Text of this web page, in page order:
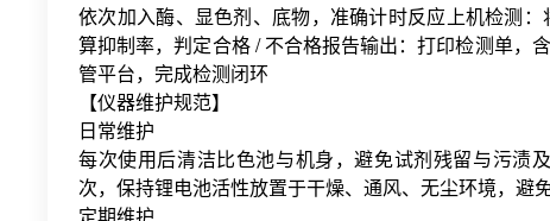
依次加入酶、显色剂、底物，准确计时反应上机检测
算抑制率，判定合格 / 不合格报告输出：打印检测单，
管平台，完成检测闭环
【仪器维护规范】
日常维护
每次使用后清洁比色池与机身，避免试剂残留与污渍
次，保持锂电池活性放置于干燥、通风、无尘环境，避